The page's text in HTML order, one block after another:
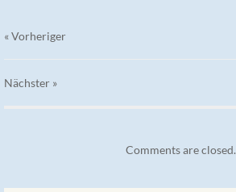
« Vorheriger
Nächster »
Comments are closed.